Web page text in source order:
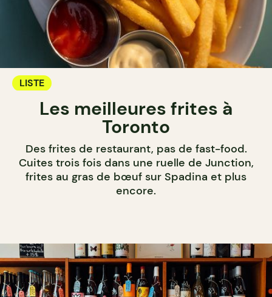
LISTE
Les meilleures frites à
Toronto
Des frites de restaurant, pas de fast-food.
Cuites trois fois dans une ruelle de Junction,
frites au gras de bœuf sur Spadina et plus
encore.